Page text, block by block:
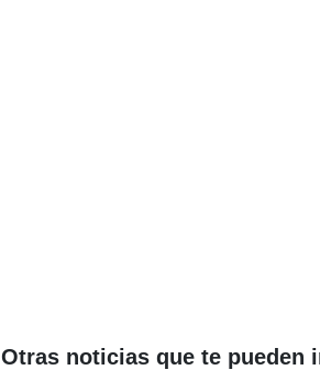
Otras noticias que te pueden